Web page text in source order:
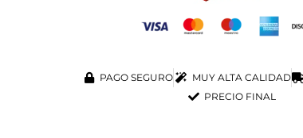
PAGO SEGURO MUY ALTA CALIDAD
PRECIO FINAL